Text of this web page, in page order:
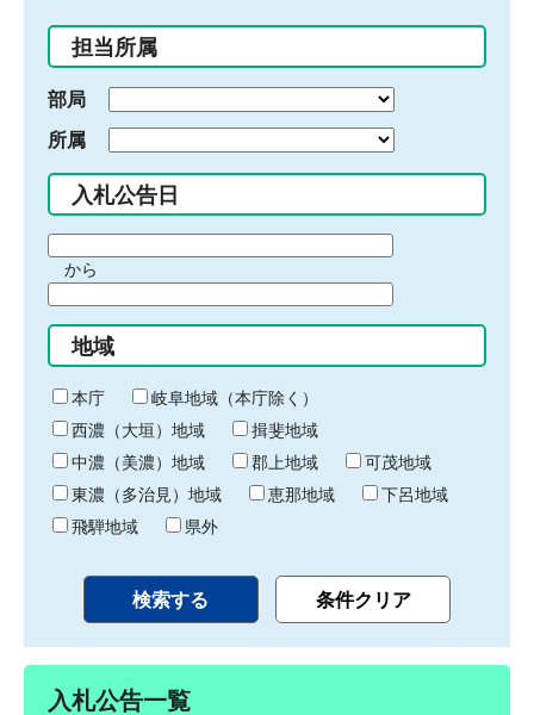
入
力
担当所属
部局
所属
入札公告日
間
始
り
から
間
終
わ
り
地域
本庁
岐阜地域（本庁除く）
西濃（大垣）地域
揖斐地域
中濃（美濃）地域
郡上地域
可茂地域
東濃（多治見）地域
恵那地域
下呂地域
飛騨地域
県外
入札公告一覧